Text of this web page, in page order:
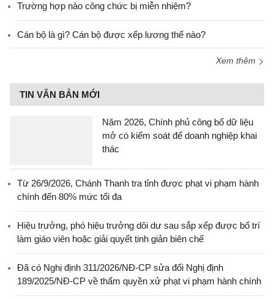
Trường hợp nào công chức bị miễn nhiệm?
Cán bộ là gì? Cán bộ được xếp lương thế nào?
Xem thêm
TIN VĂN BẢN MỚI
Năm 2026, Chính phủ công bố dữ liệu
mở có kiểm soát để doanh nghiệp khai
thác
Từ 26/9/2026, Chánh Thanh tra tỉnh được phạt vi phạm hành
chính đến 80% mức tối đa
Hiệu trưởng, phó hiệu trưởng dôi dư sau sắp xếp được bố trí
làm giáo viên hoặc giải quyết tinh giản biên chế
Đã có Nghị định 311/2026/NĐ-CP sửa đổi Nghị định
189/2025/NĐ-CP về thẩm quyền xử phạt vi phạm hành chính